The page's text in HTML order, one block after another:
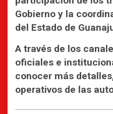
Gobierno y la
del Estado de
A través de los
oficiales e
conocer más
operativos de las